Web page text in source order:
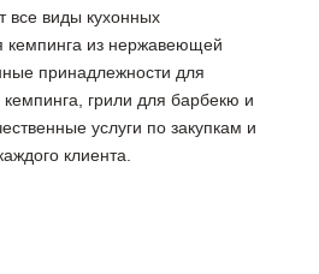
все виды кухонных
кемпинга из нержавеющей
принадлежности для
грили для барбекю и
услуги по закупкам и
клиента.